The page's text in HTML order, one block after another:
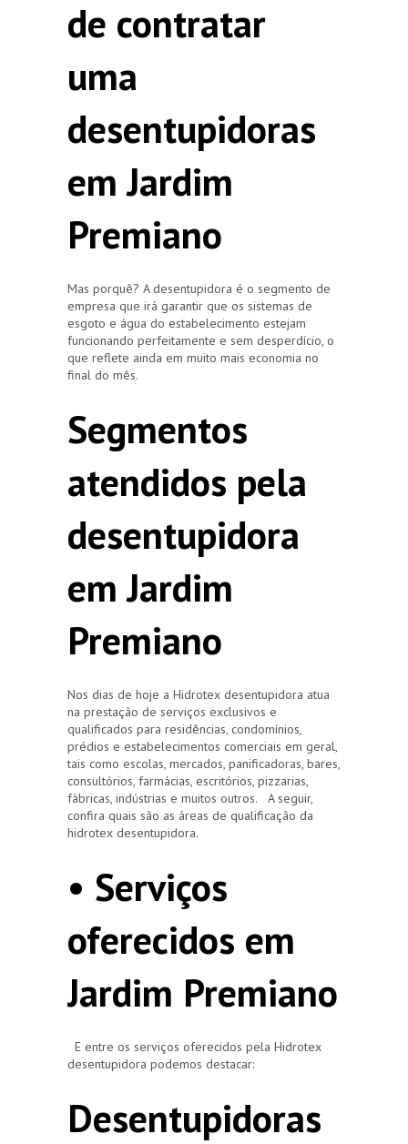
de contratar
uma
desentupidoras
em Jardim
Premiano
Mas porquê? A desentupidora é o segmento de
empresa que irá garantir que os sistemas de
esgoto e água do estabelecimento estejam
funcionando perfeitamente e sem desperdício, o
que reflete ainda em muito mais economia no
final do mês.
Segmentos
atendidos pela
desentupidora
em Jardim
Premiano
Nos dias de hoje a Hidrotex desentupidora atua
na prestação de serviços exclusivos e
qualificados para residências, condomínios,
prédios e estabelecimentos comerciais em geral,
tais como escolas, mercados, panificadoras, bares,
consultórios, farmácias, escritórios, pizzarias,
fábricas, indústrias e muitos outros. A seguir,
confira quais são as áreas de qualificação da
hidrotex desentupidora.
• Serviços
oferecidos em
Jardim Premiano
E entre os serviços oferecidos pela Hidrotex
desentupidora podemos destacar:
Desentupidoras